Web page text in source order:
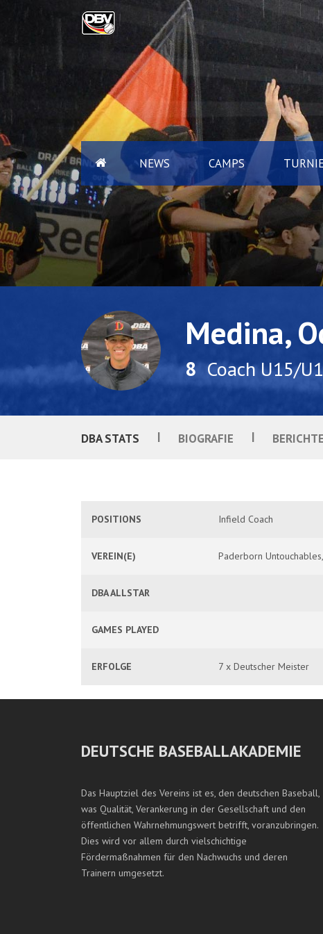
NEWS CAMPS
Medina,
8 Coach U15/
DBA STATS | BIOGRAFIE | BERICHTE
POSITIONS Infield Coach
VEREIN(E) Paderborn
DBA ALLSTAR
GAMES PLAYED
ERFOLGE 7 x Deutscher Meister
DEUTSCHE BASEBALLAKADEMIE
Das Hauptziel des Vereins ist es, den deutschen Baseball,
was Qualität, Verankerung in der Gesellschaft und den
öffentlichen Wahrnehmungswert betrifft, voranzubringen.
Dies wird vor allem durch vielschichtige
Fördermaßnahmen für den Nachwuchs und deren
Trainern umgesetzt.